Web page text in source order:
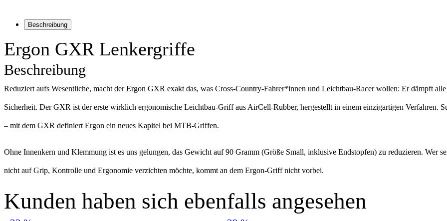
Beschreibung
Ergon GXR Lenkergriffe
Beschreibung
Reduziert aufs Wesentliche, macht der Ergon GXR exakt das, was Cross-Country-Fahrer*innen und Leichtbau-Racer wollen: Er dämpft
Sicherheit. Der GXR ist der erste wirklich ergonomische Leichtbau-Griff aus AirCell-Rubber, hergestellt in einem einzigartigen Verfahren.
– mit dem GXR definiert Ergon ein neues Kapitel bei MTB-Griffen.
Ohne Innenkern und Klemmung ist es uns gelungen, das Gewicht auf 90 Gramm (Größe Small, inklusive Endstopfen) zu reduzieren. Wer
nicht auf Grip, Kontrolle und Ergonomie verzichten möchte, kommt an dem Ergon-Griff nicht vorbei.
Kunden haben sich ebenfalls angesehen